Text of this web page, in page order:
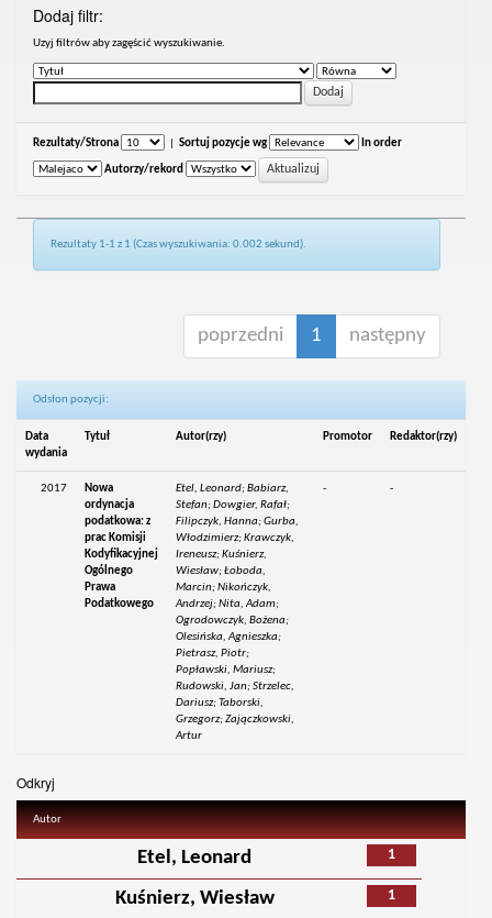
Dodaj filtr:
Uzyj filtrów aby zagęścić wyszukiwanie.
Rezultaty/Strona Sortuj pozycje wg In order
Autorzy/rekord
Rezultaty 1-1 z 1 (Czas wyszukiwania: 0.002 sekund).
poprzedni 1 następny
Odsłon pozycji:
Data
wydania
Tytuł Autor(rzy) Promotor Redaktor(rzy)
2017
Nowa
ordynacja
podatkowa: z
prac Komisji
Kodyfikacyjnej
Ogólnego
Prawa
Podatkowego
Etel, Leonard; Babiarz,
Stefan; Dowgier, Rafał;
Filipczyk, Hanna; Gurba,
Włodzimierz; Krawczyk,
Ireneusz; Kuśnierz,
Wiesław; Łoboda,
Marcin; Nikończyk,
Andrzej; Nita, Adam;
Ogrodowczyk, Bożena;
Olesińska, Agnieszka;
Pietrasz, Piotr;
Popławski, Mariusz;
Rudowski, Jan; Strzelec,
Dariusz; Taborski,
Grzegorz; Zajączkowski,
Artur
- -
Odkryj
Autor
1
Etel, Leonard
1
Kuśnierz, Wiesław